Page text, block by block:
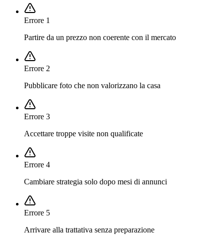
Errore 1
Partire da un prezzo non coerente con il mercato
Errore 2
Pubblicare foto che non valorizzano la casa
Errore 3
Accettare troppe visite non qualificate
Errore 4
Cambiare strategia solo dopo mesi di annunci
Errore 5
Arrivare alla trattativa senza preparazione